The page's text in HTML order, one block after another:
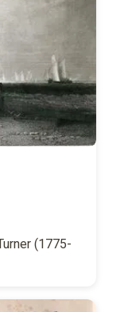
(1775-